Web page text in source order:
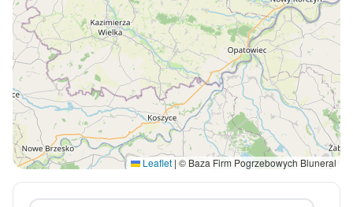
Leaflet | © Baza Firm Pogrzebowych Bluneral